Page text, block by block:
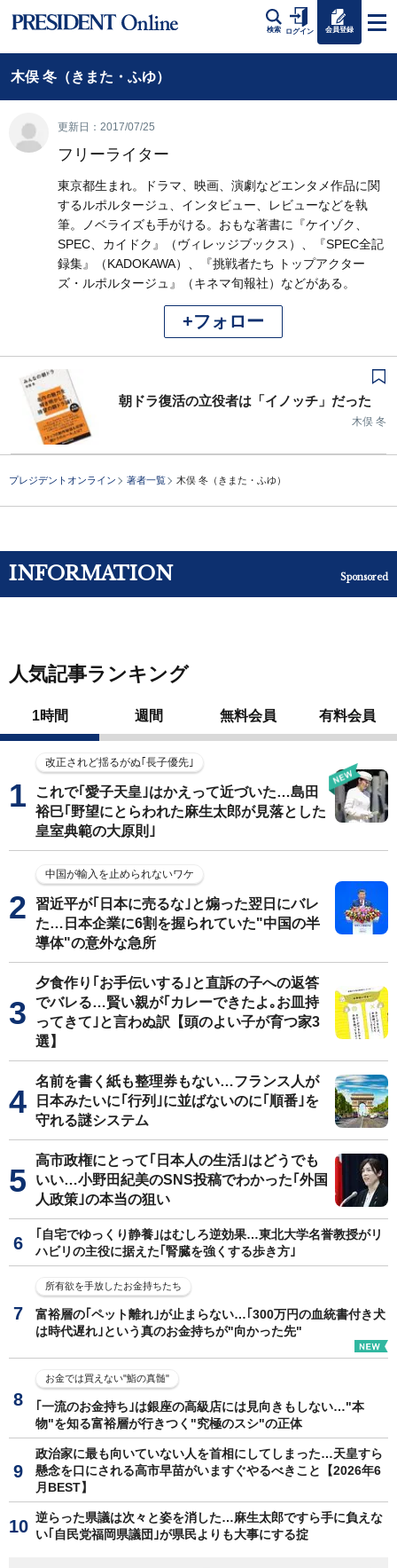
検索 ログイン 会員登録
木俣 冬（きまた・ふゆ）
更新日：2017/07/25
フリーライター
東京都生まれ。ドラマ、映画、演劇などエンタメ作品に関
するルポルタージュ、インタビュー、レビューなどを執
筆。ノベライズも手がける。おもな著書に『ケイゾク、
SPEC、カイドク』（ヴィレッジブックス）、『SPEC全記
録集』（KADOKAWA）、『挑戦者たち トップアクター
ズ・ルポルタージュ』（キネマ旬報社）などがある。
+フォロー
朝ドラ復活の立役者は「イノッチ」だった
木俣 冬
プレジデントオンライン 著者一覧 木俣 冬（きまた・ふゆ）
INFORMATION Sponsored
人気記事ランキング
1時間 週間 無料会員 有料会員
改正されど揺るがぬ｢長子優先｣
これで｢愛子天皇｣はかえって近づいた…島田
裕巳｢野望にとらわれた麻生太郎が見落とした
皇室典範の大原則｣
中国が輸入を止められないワケ
習近平が｢日本に売るな｣と煽った翌日にバレ
た…日本企業に6割を握られていた"中国の半
導体"の意外な急所
夕食作り｢お手伝いする｣と直訴の子への返答
でバレる…賢い親が｢カレーできたよ｡お皿持
ってきて｣と言わぬ訳【頭のよい子が育つ家3
選】
名前を書く紙も整理券もない…フランス人が
日本みたいに｢行列｣に並ばないのに｢順番｣を
守れる謎システム
高市政権にとって｢日本人の生活｣はどうでも
いい…小野田紀美のSNS投稿でわかった｢外国
人政策｣の本当の狙い
｢自宅でゆっくり静養｣はむしろ逆効果…東北大学名誉教授がリ
ハビリの主役に据えた｢腎臓を強くする歩き方｣
所有欲を手放したお金持ちたち
富裕層の｢ペット離れ｣が止まらない…｢300万円の血統書付き犬
は時代遅れ｣という真のお金持ちが"向かった先"
お金では買えない"鮨の真髄"
｢一流のお金持ち｣は銀座の高級店には見向きもしない…"本
物"を知る富裕層が行きつく"究極のスシ"の正体
政治家に最も向いていない人を首相にしてしまった…天皇すら
懸念を口にされる高市早苗がいますぐやるべきこと【2026年6
月BEST】
逆らった県議は次々と姿を消した…麻生太郎ですら手に負えな
い｢自民党福岡県議団｣が県民よりも大事にする掟